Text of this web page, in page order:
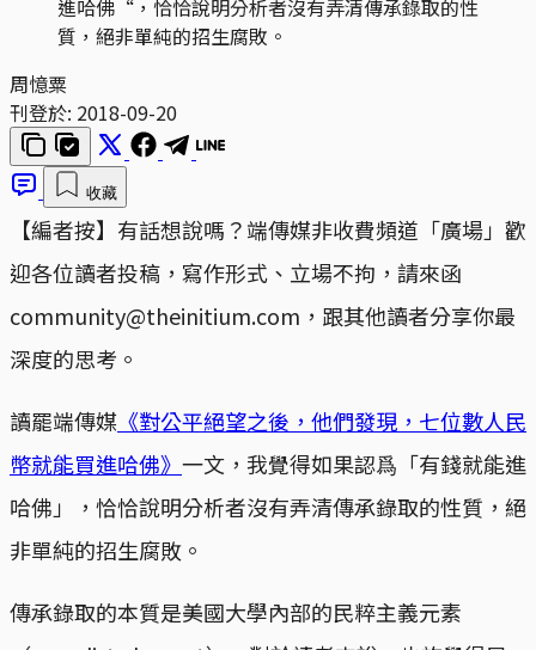
進哈佛“，恰恰說明分析者沒有弄清傳承錄取的性
質，絕非單純的招生腐敗。
周憶粟
刊登於: 2018-09-20
收藏
【編者按】有話想說嗎？端傳媒非收費頻道「廣場」歡
迎各位讀者投稿，寫作形式、立場不拘，請來函
community@theinitium.com，跟其他讀者分享你最
深度的思考。
讀罷端傳媒 《對公平絕望之後，他們發現，七位數人民
幣就能買進哈佛》 一文，我覺得如果認爲「有錢就能進
哈佛」，恰恰說明分析者沒有弄清傳承錄取的性質，絕
非單純的招生腐敗。
傳承錄取的本質是美國大學內部的民粹主義元素